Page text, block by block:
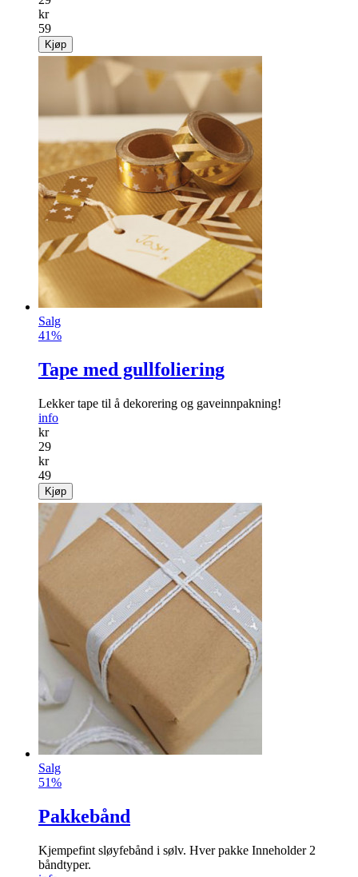
kr
59
Kjøp
Salg
41%
Tape med gullfoliering
Lekker tape til å dekorering og gaveinnpakning!
info
kr
29
kr
49
Kjøp
Salg
51%
Pakkebånd
Kjempefint sløyfebånd i sølv. Hver pakke Inneholder 2
båndtyper.